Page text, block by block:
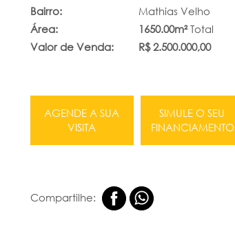
Bairro:
Mathias Velho
Área:
1650.00m²Total
Valor de Venda:
R$ 2.500.000,00
AGENDE A SUA
VISITA
SIMULE O SEU
FINANCIAMENTO
Compartilhe: